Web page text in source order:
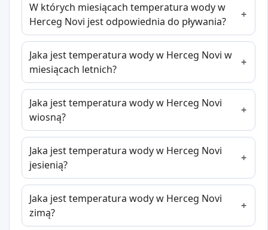
W których miesiącach temperatura wody w
Herceg Novi jest odpowiednia do pływania?
Jaka jest temperatura wody w Herceg Novi w
miesiącach letnich?
Jaka jest temperatura wody w Herceg Novi
wiosną?
Jaka jest temperatura wody w Herceg Novi
jesienią?
Jaka jest temperatura wody w Herceg Novi
zimą?